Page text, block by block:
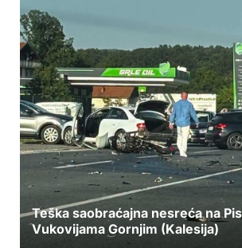
Teška saobraćajna nesreća na
Vukovijama Gornjim (Kalesija)